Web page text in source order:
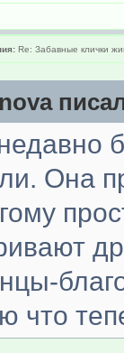
Re: Забавные клички
Она
что